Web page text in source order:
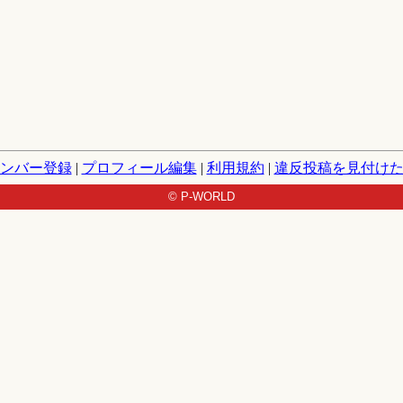
バー登録| プロフィール編集| 利用規約 | 違反投稿を見付け
© P-WORLD